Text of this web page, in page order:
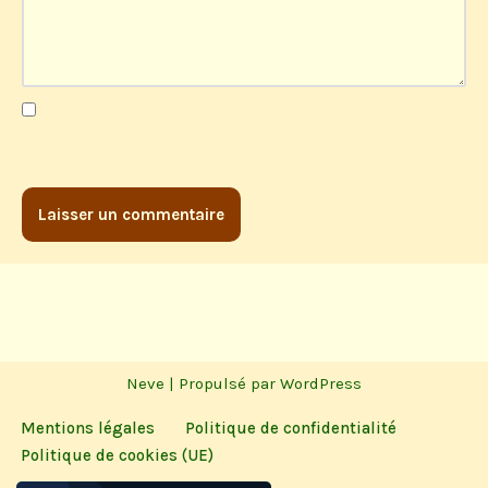
Neve | Propulsé par WordPress
Mentions légales
Politique de confidentialité
Politique de cookies (UE)